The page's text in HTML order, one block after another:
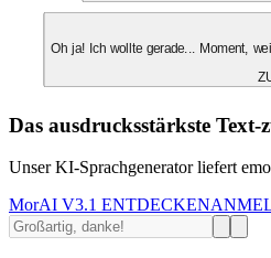
Oh ja! Ich wollte gerade... Moment,
Das ausdrucksstärkste Text-
Unser KI-Sprachgenerator liefert
MorAI V3.1 ENTDECKEN